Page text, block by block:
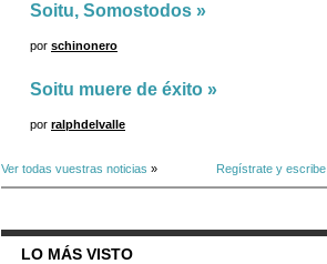
Soitu, Somostodos »
por schinonero
Soitu muere de éxito »
por ralphdelvalle
Ver todas vuestras noticias » Regístrate y escribe
LO MÁS VISTO